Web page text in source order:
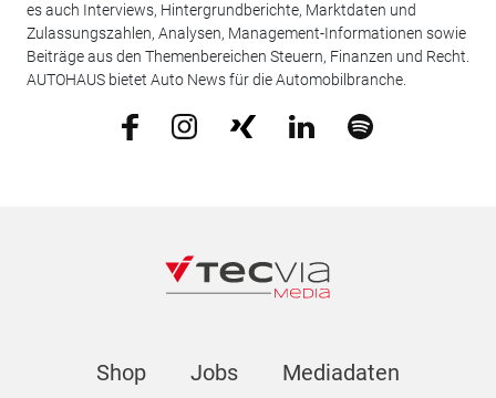
es auch Interviews, Hintergrundberichte, Marktdaten und
Zulassungszahlen, Analysen, Management-Informationen sowie
Beiträge aus den Themenbereichen Steuern, Finanzen und Recht.
AUTOHAUS bietet Auto News für die Automobilbranche.
Shop Jobs Mediadaten